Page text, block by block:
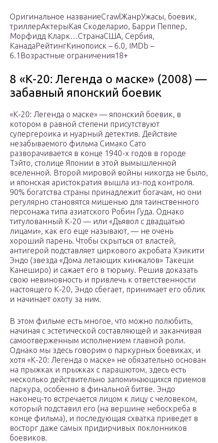
Оригинальное названиеCrawlЖанрУжасы, боевик,
триллерАктерыКая Скоделарио, Барри Пеппер,
Морфидд Кларк…СтранаСША, Сербия,
КанадаРейтингКинопоиск – 6.0, IMDb –
6.1Возрастные ограничения18+
8 «К-20: Легенда о маске» (2008) —
забавный японский боевик
«К-20: Легенда о маске» — японский боевик, в
котором в равной степени присутствуют
супергероика и нуарный детектив. Действие
незабываемого фильма Симако Сато
разворачивается в конце 1940-х годов в городе
Тэйто, столице Японии в этой вымышленной
вселенной. Второй мировой войны никогда не было,
и японская аристократия вышла из-под контроля.
90% богатства страны принадлежит богачам, но они
регулярно становятся мишенью для таинственного
персонажа типа азиатского Робин Гуда. Однако
титулованный К-20 — или «Дьявол с двадцатью
лицами», как его еще называют, — не очень
хороший парень. Чтобы скрыться от властей,
антигерой подставляет циркового акробата Хэикити
Эндо (звезда «Дома летающих кинжалов» Такеши
Канеширо) и сажает его в тюрьму. Решив доказать
свою невиновность и привлечь к ответственности
настоящего К-20, Эндо сбегает, принимает его облик
и начинает охоту за ним.
В этом фильме есть многое, что можно полюбить,
начиная с эстетической составляющей и заканчивая
самоотверженным исполнением главной роли.
Однако мы здесь говорим о паркурных боевиках, и
хотя «К-20: Легенда о маске» не обязательно основан
на прыжках и прыжках с парашютом, здесь есть
несколько действительно запоминающихся приемов
паркура, особенно в финальной битве. Эндо
наконец-то встречается лицом к лицу с человеком,
который подставил его (на вершине небоскреба в
конце фильма), и последующая схватка приведет в
восторг даже самых придирчивых поклонников
боевиков.